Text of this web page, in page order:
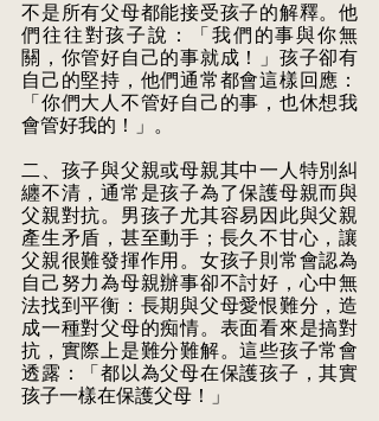
不是所有父母都能接受孩子的解釋。他
們往往對孩子說：「我們的事與你無
關，你管好自己的事就成！」孩子卻有
自己的堅持，他們通常都會這樣回應：
「你們大人不管好自己的事，也休想我
會管好我的！」。
二、孩子與父親或母親其中一人特別糾
纏不清，通常是孩子為了保護母親而與
父親對抗。男孩子尤其容易因此與父親
產生矛盾，甚至動手；長久不甘心，讓
父親很難發揮作用。女孩子則常會認為
自己努力為母親辦事卻不討好，心中無
法找到平衡：長期與父母愛恨難分，造
成一種對父母的痴情。表面看來是搞對
抗，實際上是難分難解。這些孩子常會
透露：「都以為父母在保護孩子，其實
孩子一樣在保護父母！」